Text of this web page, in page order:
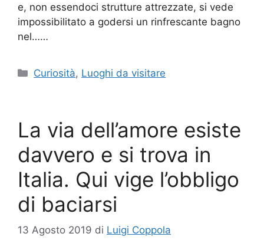
e, non essendoci strutture attrezzate, si vede
impossibilitato a godersi un rinfrescante bagno
nel……
Categorie
Curiosità, Luoghi da visitare
La via dell’amore esiste
davvero e si trova in
Italia. Qui vige l’obbligo
di baciarsi
13 Agosto 2019 di Luigi Coppola